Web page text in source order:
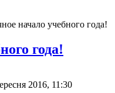
начало учебного года!
года!
2016, 11:30